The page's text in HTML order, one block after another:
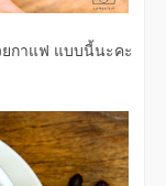
ยกาแฟ แบบนี้นะคะ